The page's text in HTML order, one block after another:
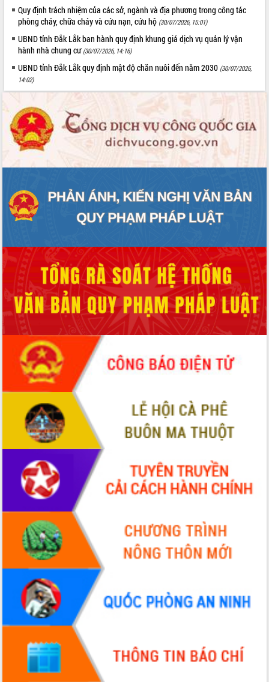
Quy định trách nhiệm của các sở, ngành và địa phương trong công tác
phòng cháy, chữa cháy và cứu nạn, cứu hộ (30/07/2026, 15:01)
UBND tỉnh Đắk Lắk ban hành quy định khung giá dịch vụ quản lý vận
hành nhà chung cư (30/07/2026, 14:16)
UBND tỉnh Đắk Lắk quy định mật độ chăn nuôi đến năm 2030 (30/07/2026,
14:02)